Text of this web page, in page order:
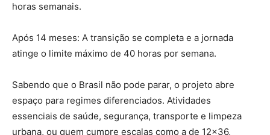
horas semanais.
Após 14 meses: A transição se completa e a jornada
atinge o limite máximo de 40 horas por semana.
Sabendo que o Brasil não pode parar, o projeto abre
espaço para regimes diferenciados. Atividades
essenciais de saúde, segurança, transporte e limpeza
urbana, ou quem cumpre escalas como a de 12×36,